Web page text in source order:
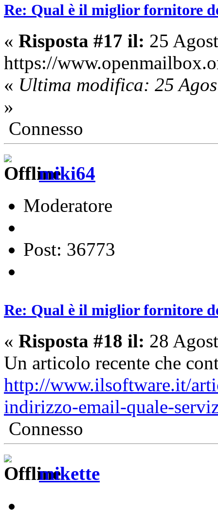
Re: Qual è il miglior fornitore
« Risposta #17 il: 25
https://www.openm
« Ultima modifica: 25
»
Connesso
miki64
Moderatore
Post: 36773
Re: Qual è il miglior fornitore
« Risposta #18 il: 28
Un articolo recente che
http://www.ilsoftware.it/
indirizzo-email-quale-
Connesso
mikette